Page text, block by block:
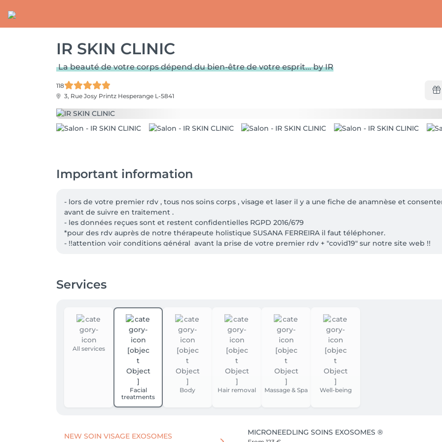
IR SKIN CLINIC
La beauté de votre corps dépend du bien-être de votre esprit... by IR
118
3, Rue Josy Printz Hesperange L-5841
Important information
- lors de votre premier rdv , tous nos soins corps , visage et laser il y a une fiche de anamnèse et
avant de suivre en traitement .
- les données reçues sont et restent confidentielles RGPD 2016/679
*pour des rdv auprès de notre thérapeute holistique SUSANA FERREIRA il faut téléphoner.
- !!attention voir conditions général  avant la prise de votre premier rdv + "covid19" sur notre site web !!
Services
All services
Facial
treatments
Body Hair removal Massage & Spa Well-being
NEW SOIN VISAGE EXOSOMES
MICRONEEDLING SOINS EXOSOMES ®